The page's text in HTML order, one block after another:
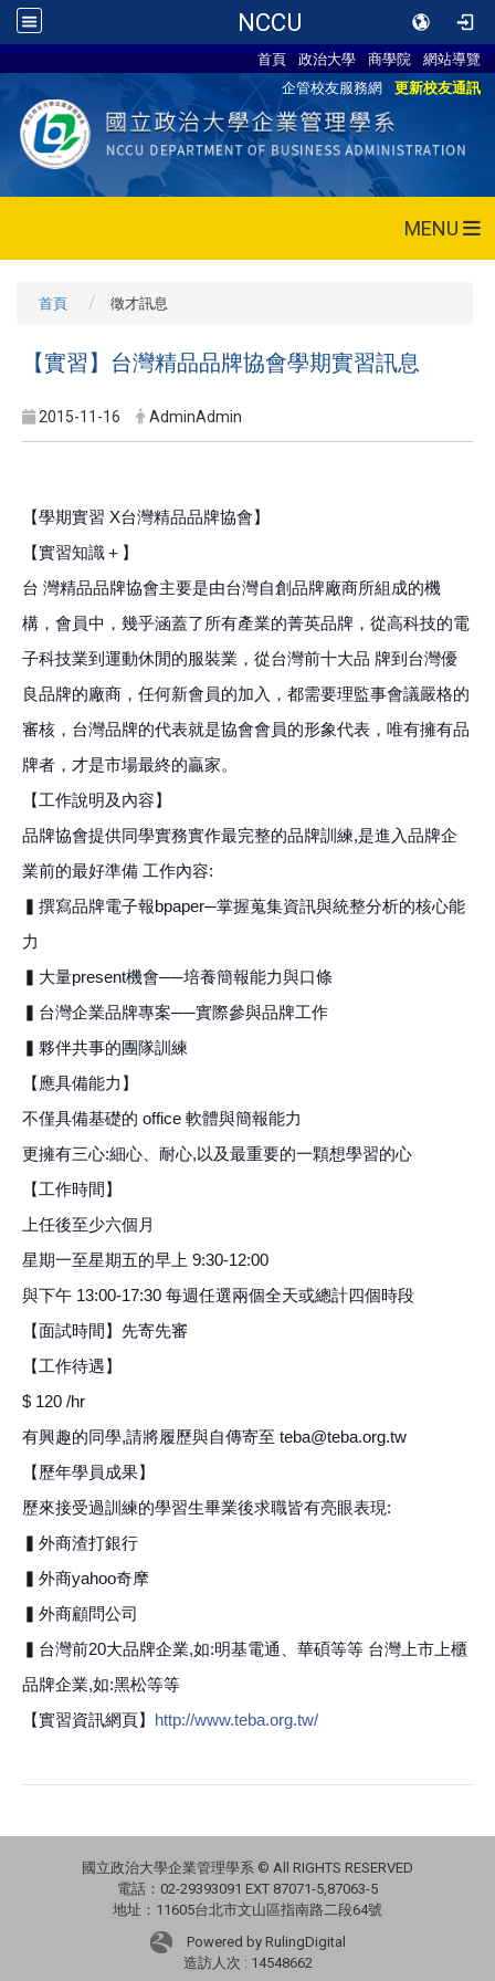
NCCU
首頁 政治大學 商學院
網站導覽
企管校友服務網
更新校友通訊
MENU
首頁 徵才訊息
【實習】台灣精品品牌協會學期實習訊息
2015-11-16 AdminAdmin
【學期實習 X台灣精品品牌協會】
【實習知識＋】
台 灣精品品牌協會主要是由台灣自創品牌廠商所組成的機
構，會員中，幾乎涵蓋了所有產業的菁英品牌，從高科技的電
子科技業到運動休閒的服裝業，從台灣前十大品 牌到台灣優
良品牌的廠商，任何新會員的加入，都需要理監事會議嚴格的
審核，台灣品牌的代表就是協會會員的形象代表，唯有擁有品
牌者，才是市場最終的贏家。
【工作說明及內容】
品牌協會提供同學實務實作最完整的品牌訓練,是進入品牌企
業前的最好準備 工作內容:
▍撰寫品牌電子報bpaper─掌握蒐集資訊與統整分析的核心能
力
▍大量present機會──培養簡報能力與口條
▍台灣企業品牌專案──實際參與品牌工作
▍夥伴共事的團隊訓練
【應具備能力】
不僅具備基礎的 office 軟體與簡報能力
更擁有三心:細心、耐心,以及最重要的一顆想學習的心
【工作時間】
上任後至少六個月
星期一至星期五的早上 9:30-12:00
與下午 13:00-17:30 每週任選兩個全天或總計四個時段
【面試時間】先寄先審
【工作待遇】
$ 120 /hr
有興趣的同學,請將履歷與自傳寄至 teba@teba.org.tw
【歷年學員成果】
歷來接受過訓練的學習生畢業後求職皆有亮眼表現:
▍外商渣打銀行
▍外商yahoo奇摩
▍外商顧問公司
▍台灣前20大品牌企業,如:明基電通、華碩等等 台灣上市上櫃
品牌企業,如:黑松等等
【實習資訊網頁】 http://www.teba.org.tw/
國立政治大學企業管理學系 © All RIGHTS RESERVED
電話：02-29393091 EXT 87071-5,87063-5
地址：11605台北市文山區指南路二段64號
Powered by RulingDigital
造訪人次 : 14548662